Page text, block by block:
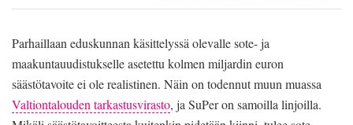
Parhaillaan eduskunnan käsittelyssä olevalle sote- ja
maakuntauudistukselle asetettu kolmen miljardin euron
säästötavoite ei ole realistinen. Näin on todennut muun muassa
Valtiontalouden tarkastusvirasto, ja SuPer on samoilla linjoilla.